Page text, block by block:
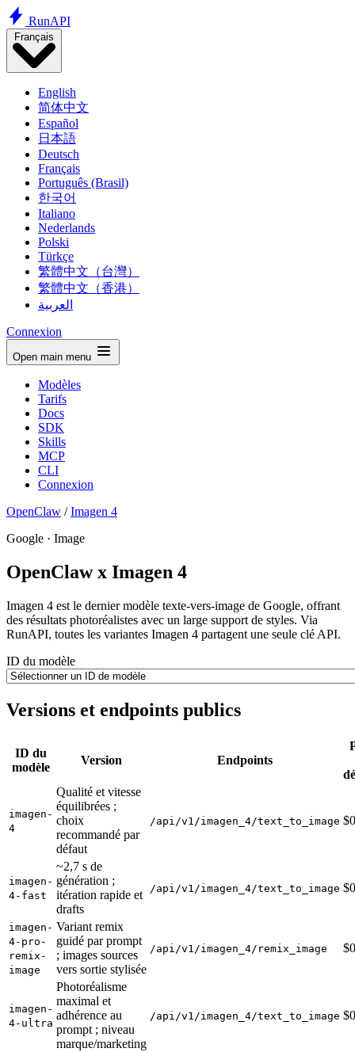
RunAPI
Français
English
简体中文
Español
日本語
Deutsch
Français
Português (Brasil)
한국어
Italiano
Nederlands
Polski
Türkçe
繁體中文（台灣）
繁體中文（香港）
العربية
Connexion
Open main menu
Modèles
Tarifs
Docs
SDK
Skills
MCP
CLI
Connexion
OpenClaw /Imagen 4
Google · Image
OpenClaw x Imagen 4
Imagen 4 est le dernier modèle texte-vers-image de Google, offrant
des résultats photoréalistes avec un large support de styles. Via
RunAPI, toutes les variantes Imagen 4 partagent une seule clé API.
ID du modèle
Versions et endpoints publics
ID du
modèle
Version Endpoints
imagen-
4
Qualité et vitesse
équilibrées ;
choix
recommandé par
défaut
/api/v1/imagen_4/text_to_image
imagen-
4-fast
~2,7 s de
génération ;
itération rapide et
drafts
/api/v1/imagen_4/text_to_image
imagen-
4-pro-
remix-
image
Variant remix
guidé par prompt
; images sources
vers sortie stylisée
/api/v1/imagen_4/remix_image
imagen-
4-ultra
Photoréalisme
maximal et
adhérence au
prompt ; niveau
marque/marketing
/api/v1/imagen_4/text_to_image